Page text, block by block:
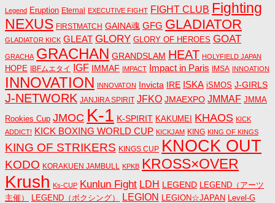
Legend Eruption Eternal EXECUTIVE FIGHT FIGHT CLUB Fighting
NEXUS FIRSTMATCH GAINA魂 GFG GLADIATOR
GLADIATOR KICK GLEAT GLORY GLORY OF HEROES GOAT
GRACHA GRACHAN GRANDSLAM HEAT HOLYFIELD JAPAN
HOPE IBFムエタイ IGF IMMAF IMPACT Impact in Paris IMSA INNOATION
INNOVATION INNOVATON Invicta IRE ISKA iSMOS J-GIRLS
J-NETWORK JANJIRA SPIRIT JFKO JMAEXPO JMMAF JMMA
Rookies Cup JMOC K-1 K-SPIRIT KAKUMEI KHAOS KICK
ADDICT! KICK BOXING WORLD CUP KICKJAM KING KING OF KINGS
KING OF STRIKERS KINGS CUP KNOCK OUT
KODO KORAKUEN JAMBULL KPKB KROSS×OVER
Krush Ks-CUP Kunlun Fight LDH LEGEND LEGEND（アーツ
主催）
LEGEND（ボクシング） LEGION LEGION☆JAPAN Level-G